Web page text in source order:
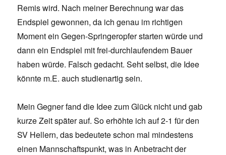
Remis wird. Nach meiner Berechnung war das
Endspiel gewonnen, da ich genau im richtigen
Moment ein Gegen-Springeropfer starten würde und
dann ein Endspiel mit frei-durchlaufendem Bauer
haben würde. Falsch gedacht. Seht selbst, die Idee
könnte m.E. auch studienartig sein.
Mein Gegner fand die Idee zum Glück nicht und gab
kurze Zeit später auf. So erhöhte ich auf 2-1 für den
SV Hellern, das bedeutete schon mal mindestens
einen Mannschaftspunkt, was in Anbetracht der